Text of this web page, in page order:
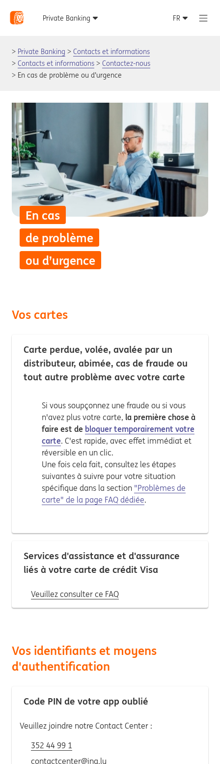
Private Banking
Contacts et informations
Contacts et informations
Contactez-nous
En cas de problème ou d'urgence
En cas
de problème
ou d’urgence
Vos cartes
Carte perdue, volée, avalée par un
distributeur, abimée, cas de fraude ou
tout autre problème avec votre carte
Si vous soupçonnez une fraude ou si vous
n'avez plus votre carte, la première chose à
faire est de bloquer temporairement votre
carte. C'est rapide, avec effet immédiat et
réversible en un clic.
Une fois cela fait, consultez les étapes
suivantes à suivre pour votre situation
spécifique dans la section "Problèmes de
carte" de la page FAQ dédiée.
Services d'assistance et d'assurance
liés à votre carte de crédit Visa
Veuillez consulter ce FAQ
Vos identifiants et moyens
d'authentification
Code PIN de votre app oublié
Veuillez joindre notre Contact Center :
352 44 99 1
contactcenter@ing.lu